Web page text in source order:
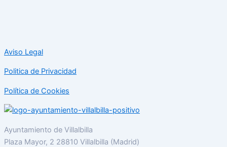
Aviso Legal
Politica de Privacidad
Política de Cookies
Ayuntamiento de Villalbilla
Plaza Mayor, 2 28810 Villalbilla (Madrid)